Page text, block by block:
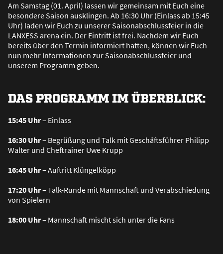
Am Samstag (01. April) lassen wir gemeinsam mit Euch eine
besondere Saison ausklingen. Ab 16:30 Uhr (Einlass ab 15:45
Uhr) laden wir Euch zu unserer Saisonabschlussfeier in die
LANXESS arena ein. Der Eintritt ist frei. Nachdem wir Euch
bereits über den Termin informiert hatten, können wir Euch
nun mehr Informationen zur Saisonabschlussfeier und
unserem Programm geben.
DAS PROGRAMM IM ÜBERBLICK:
15:45 Uhr– Einlass
16:30 Uhr– Begrüßung und Talk mit Geschäftsführer Philipp
Walter und Cheftrainer Uwe Krupp
16:45 Uhr– Auftritt Klüngelköpp
17:20 Uhr– Talk-Runde mit Mannschaft und Verabschiedung
von Spielern
18:00 Uhr– Mannschaft mischt sich unter die Fans